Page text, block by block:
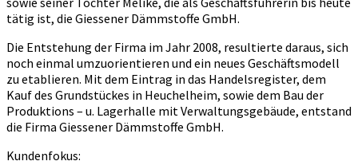
tätig ist, die Giessener Dämmstoffe GmbH.
Die Entstehung der Firma im Jahr 2008, resultierte daraus, sich
noch einmal umzuorientieren und ein neues Geschäftsmodell
zu etablieren. Mit dem Eintrag in das Handelsregister, dem
Kauf des Grundstückes in Heuchelheim, sowie dem Bau der
Produktions – u. Lagerhalle mit Verwaltungsgebäude, entstand
die Firma Giessener Dämmstoffe GmbH.
Kundenfokus: